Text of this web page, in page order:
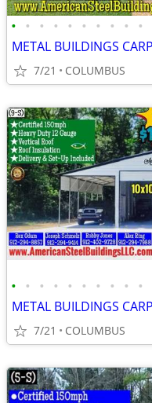
• • • • • • • • • •
7/21 COLUMBUS
• • • • • • • • • •
7/21 COLUMBUS